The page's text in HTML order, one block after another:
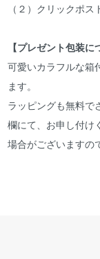
（２）クリックポス
【プレゼント包装に
可愛いカラフルな箱
ます。
ラッピングも無料で
欄にて、お申し付け
場合がございますの